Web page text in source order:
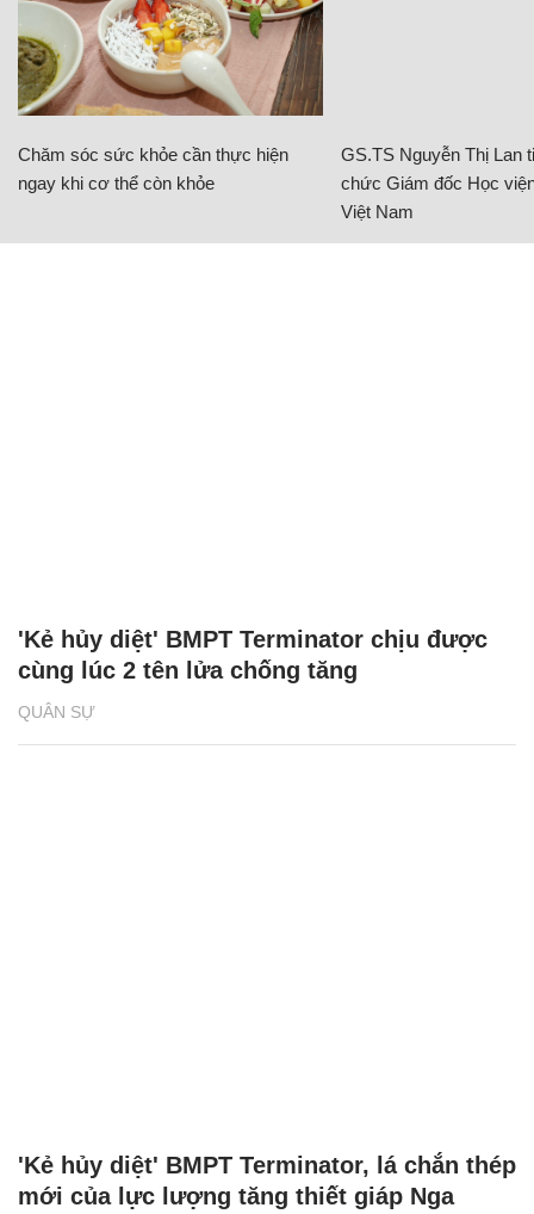
Chăm sóc sức khỏe cần thực hiện
ngay khi cơ thể còn khỏe
GS.TS Nguyễn Thị Lan
chức Giám đốc Học
Việt Nam
QUÂN SỰ
'Kẻ hủy diệt' BMPT Terminator chịu được
cùng lúc 2 tên lửa chống tăng
'Kẻ hủy diệt' BMPT Terminator, lá chắn thép
mới của lực lượng tăng thiết giáp Nga